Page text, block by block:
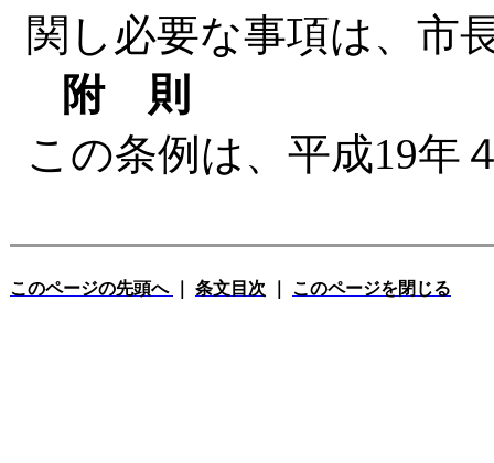
関し必要な事項は、市
附 則
この条例は、平成19年
このページの先頭へ 条文目次 このページを閉じる